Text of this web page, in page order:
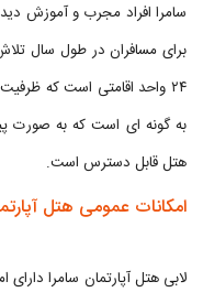
سامرا افراد مجرب و آموزش
به گونه ای است که به صورت
هتل قابل دسترس است.
امکانات عمومی هتل
لابی هتل آپارتمان سامرا